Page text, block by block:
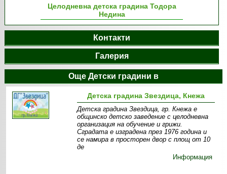
Целодневна детска градина Тодора
Недина
Контакти
Галерия
Още Детски градини в
Детска градина Звездица, Кнежа
Детска градина Звездица, гр. Кнежа е
общинско детско заведение с целодневна
организация на обучение и грижи.
Сградата е изградена през 1976 година и
се намира в просторен двор с площ от 10
де
Информация